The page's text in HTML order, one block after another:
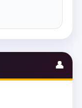
👤